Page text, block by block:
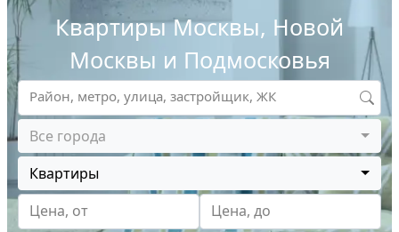
Квартиры Москвы, Новой
Москвы и Подмосковья
Все города
Квартиры
Цена, от
Цена, до
Район, метро, улица, застройщик, ЖК